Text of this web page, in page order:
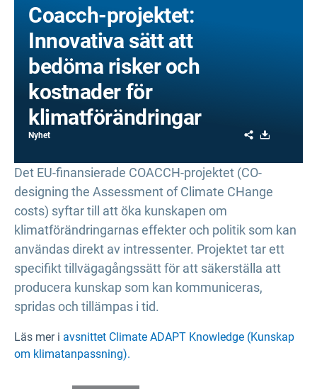
Coacch-projektet:
Innovativa sätt att
bedöma risker och
kostnader för
klimatförändringar
Nyhet Share
Det EU-finansierade COACCH-projektet (CO-
designing the Assessment of Climate CHange
costs) syftar till att öka kunskapen om
klimatförändringarnas effekter och politik som kan
användas direkt av intressenter. Projektet tar ett
specifikt tillvägagångssätt för att säkerställa att
producera kunskap som kan kommuniceras,
spridas och tillämpas i tid.
Läs mer i avsnittet Climate ADAPT Knowledge (Kunskap
om klimatanpassning).